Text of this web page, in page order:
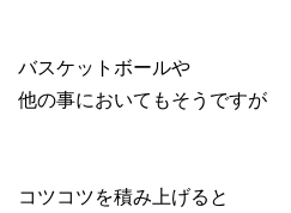
バスケットボールや
他の事においてもそうですが
コツコツを積み上げると